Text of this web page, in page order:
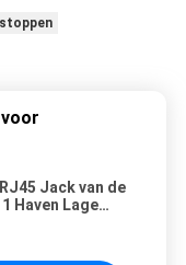
Jack van de
Haven Lage